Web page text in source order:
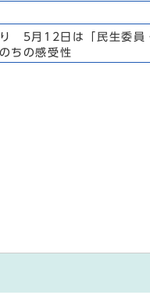
5月12日は「民生委員
ちの感受性